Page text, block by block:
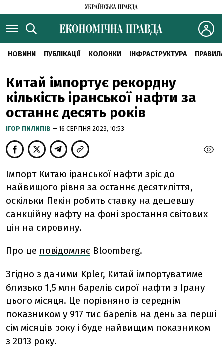
НОВИНИ ПУБЛІКАЦІЇ КОЛОНКИ ІНФРАСТРУКТУРА
Китай імпортує рекордну
кількість іранської нафти за
останнє десять років
ІГОР ПИЛИПІВ — 16 СЕРПНЯ 2023, 10:53
Імпорт Китаю іранської нафти зріс до
найвищого рівня за останнє десятиліття,
оскільки Пекін робить ставку на дешевшу
санкційну нафту на фоні зростання світових
цін на сировину.
Про це повідомляє Bloomberg.
Згідно з даними Kpler, Китай імпортуватиме
близько 1,5 млн барелів сирої нафти з Ірану
цього місяця. Це порівняно із середнім
показником у 917 тис барелів на день за перші
сім місяців року і буде найвищим показником
з 2013 року.